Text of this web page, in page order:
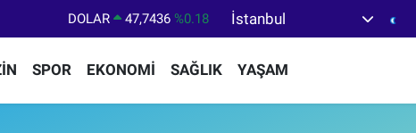
DOLAR 47,7436 %0.18
İstanbul
SPOR EKONOMİ SAĞLIK YAŞAM